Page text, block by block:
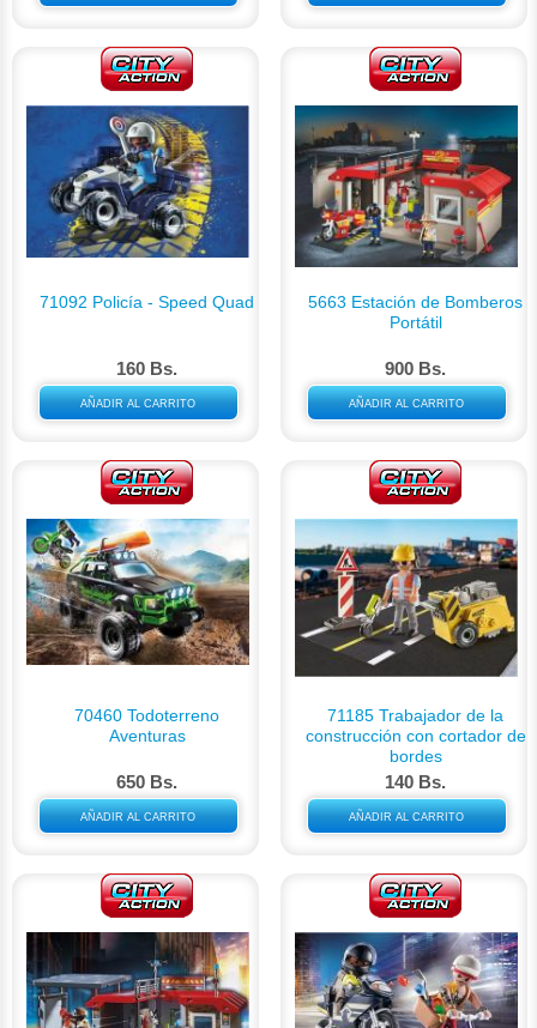
71092 Policía - Speed Quad
160 Bs.
AÑADIR AL CARRITO
5663 Estación de Bomberos
Portátil
900 Bs.
AÑADIR AL CARRITO
70460 Todoterreno
Aventuras
650 Bs.
AÑADIR AL CARRITO
71185 Trabajador de la
construcción con cortador de
bordes
140 Bs.
AÑADIR AL CARRITO